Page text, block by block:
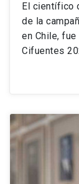
El científico
de la
en Chile,
Cifuentes